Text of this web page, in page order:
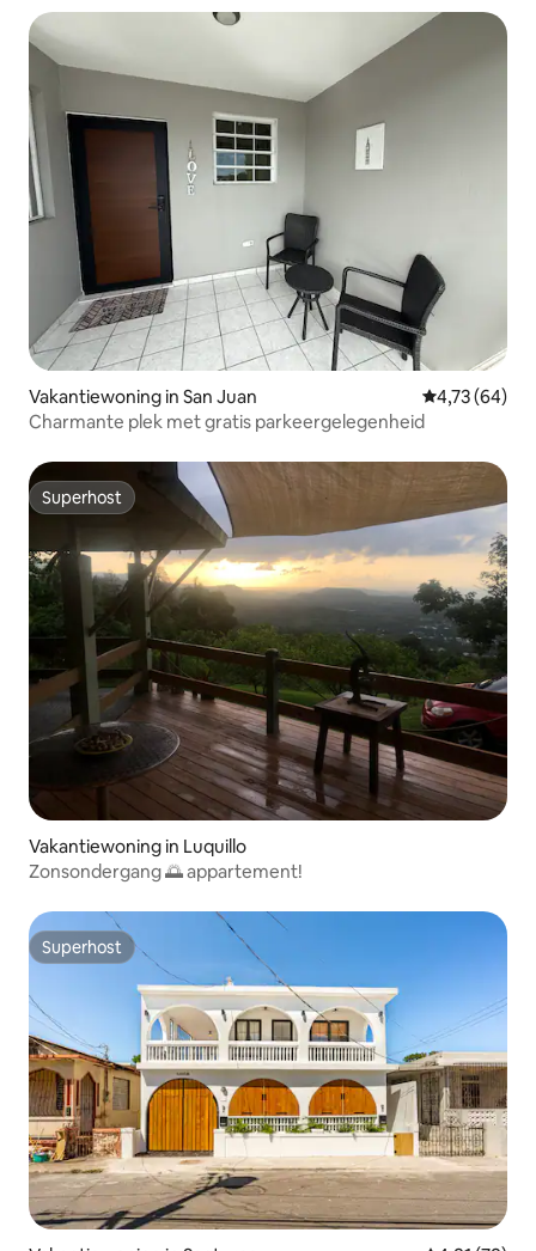
Vakantiewoning in San Juan Gemiddelde
4,73 (64)
Charmante plek met gratis parkeergelegenheid
Superhost
Superhost
Vakantiewoning in Luquillo
Zonsondergang 🌅 appartement!
Superhost
Superhost